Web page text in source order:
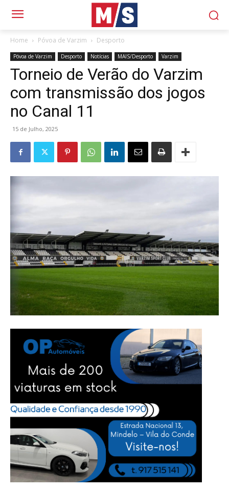
Home Póvoa de Varzim Desporto
Póvoa de Varzim Desporto Notícias MAIS/Desporto Varzim
Torneio de Verão do Varzim
com transmissão dos jogos
no Canal 11
15 de Julho, 2025